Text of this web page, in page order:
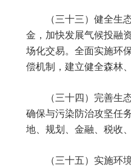
（三十三）健全
金，加快发展气候投融
场化交易。全面实施环
偿机制，建立健全森林
（三十四）完善
确保与污染防治攻坚任
地、规划、金融、税收
（三十五）实施